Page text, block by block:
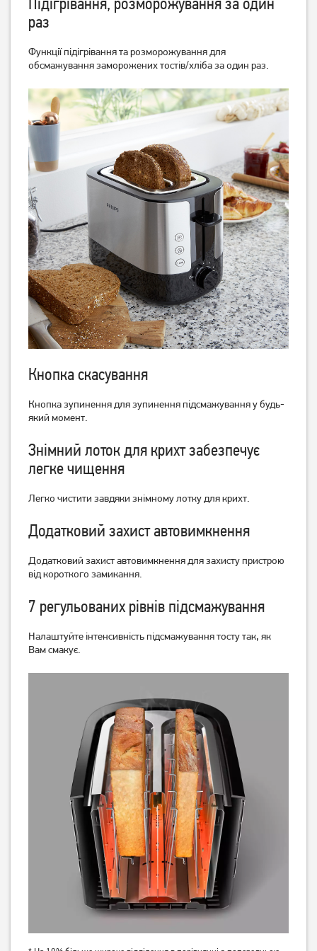
Тостер Ardesto T-
1 329 грн
1 059грн
Тостер Ardesto T-
1 329 грн
грн
Тостер Esperanza Caprese
EKT001
779грн
619грн
Тостер Esperanza Ciabatta
EKT002
879грн
699грн
Eco Conscious Edition
3 089грн
Collection HD2590/00
1 819
Тостер Philips Daily
Collection HD2582/90
Тостер Tefal TT693110
3 319 грн
2 649грн
раз
Функції підігрівання та розморожування для
обсмажування заморожених тостів/хліба за один раз.
Кнопка скасування
Кнопка зупинення для зупинення підсмажування у будь-
який момент.
Знімний лоток для крихт забезпечує
легке чищення
Легко чистити завдяки знімному лотку для крихт.
Додатковий захист автовимкнення
Додатковий захист автовимкнення для захисту пристрою
від короткого замикання.
7 регульованих рівнів підсмажування
Налаштуйте інтенсивність підсмажування тосту так, як
Вам смакує.